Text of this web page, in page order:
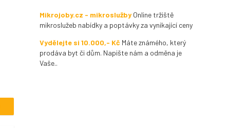
Mikrojoby.cz - mikroslužby Online tržiště
mikroslužeb nabídky a poptávky za vynikající ceny
Vydělejte si 10.000,- Kč Máte známého, který
prodáva byt či dům. Napište nám a odměna je
Vaše..